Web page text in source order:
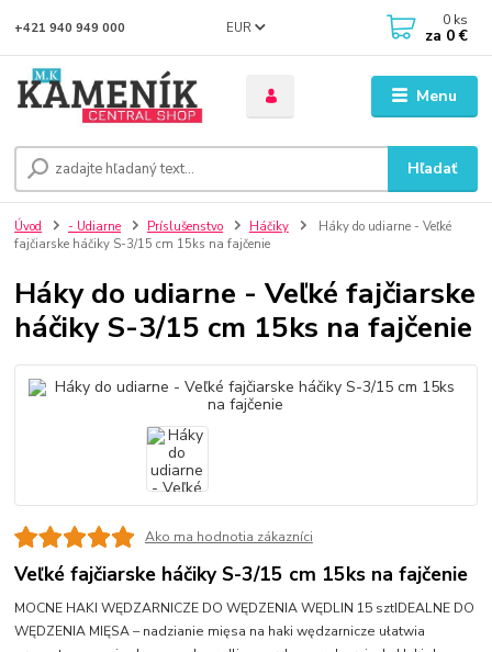
Menu
EUR
Hľadať
+421 940 949 000 0 ks
za 0 €
Úvod - Udiarne Príslušenstvo Háčiky
Háky do udiarne - Veľké
fajčiarske háčiky S-3/15 cm 15ks na fajčenie
Háky do udiarne - Veľké fajčiarske
háčiky S-3/15 cm 15ks na fajčenie
Ako ma hodnotia zákazníci
Veľké fajčiarske háčiky S-3/15 cm 15ks na fajčenie
MOCNE HAKI WĘDZARNICZE DO WĘDZENIA WĘDLIN 15 sztIDEALNE DO
WĘDZENIA MIĘSA – nadzianie mięsa na haki wędzarnicze ułatwia